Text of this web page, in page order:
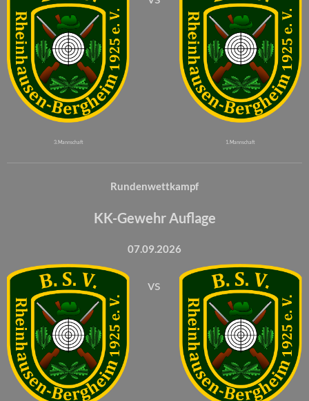
3. Mannschaft 1. Mannschaft
Rundenwettkampf
KK-Gewehr Auflage
07.09.2026
vs